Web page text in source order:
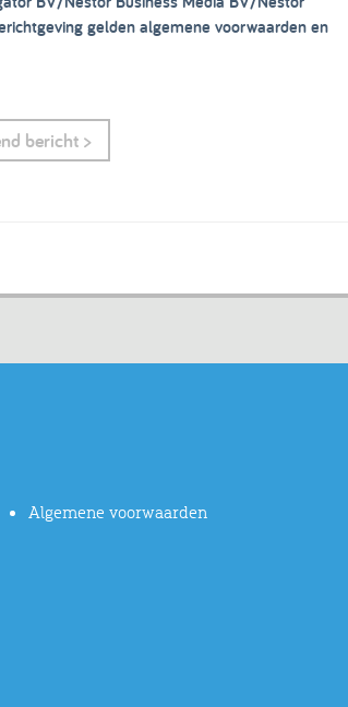
gelden algemene voorwaarden en
bericht >
Algemene voorwaarden